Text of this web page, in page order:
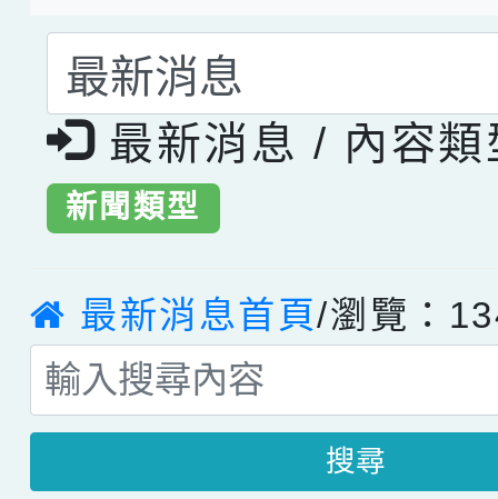
選擇後頁面內容會更
最新消息 / 內容類
新聞類型
最新消息首頁/瀏覽：
搜尋